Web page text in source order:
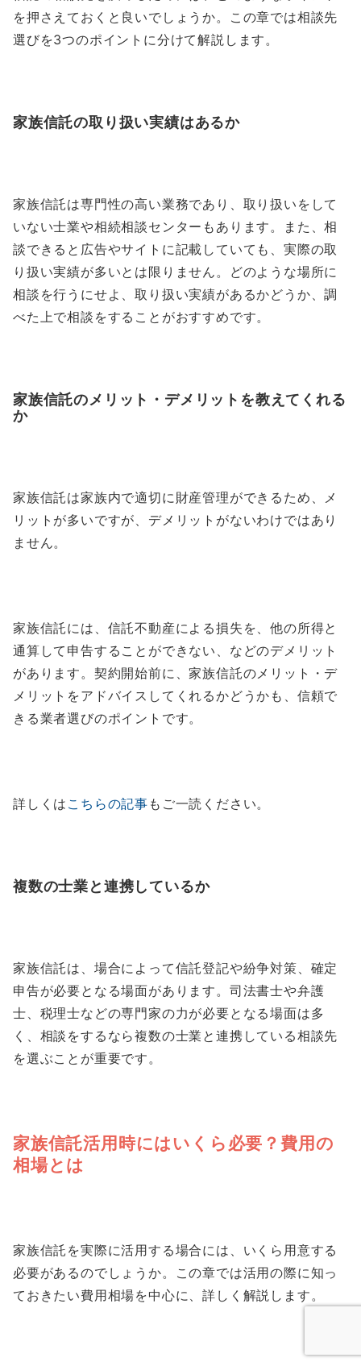
を押さえておくと良いでしょうか。この章では相談先
選びを3つのポイントに分けて解説します。
家族信託の取り扱い実績はあるか
家族信託は専門性の高い業務であり、取り扱いをして
いない士業や相続相談センターもあります。また、相
談できると広告やサイトに記載していても、実際の取
り扱い実績が多いとは限りません。どのような場所に
相談を行うにせよ、取り扱い実績があるかどうか、調
べた上で相談をすることがおすすめです。
家族信託のメリット・デメリットを教えてくれる
か
家族信託は家族内で適切に財産管理ができるため、メ
リットが多いですが、デメリットがないわけではあり
ません。
家族信託には、信託不動産による損失を、他の所得と
通算して申告することができない、などのデメリット
があります。契約開始前に、家族信託のメリット・デ
メリットをアドバイスしてくれるかどうかも、信頼で
きる業者選びのポイントです。
詳しくは こちらの記事 もご一読ください。
複数の士業と連携しているか
家族信託は、場合によって信託登記や紛争対策、確定
申告が必要となる場面があります。司法書士や弁護
士、税理士などの専門家の力が必要となる場面は多
く、相談をするなら複数の士業と連携している相談先
を選ぶことが重要です。
家族信託活用時にはいくら必要？費用の
相場とは
家族信託を実際に活用する場合には、いくら用意する
必要があるのでしょうか。この章では活用の際に知っ
ておきたい費用相場を中心に、詳しく解説します。